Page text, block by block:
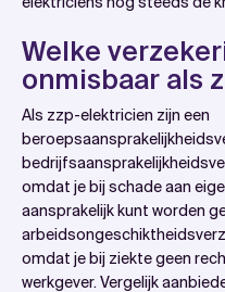
Welke
onmisbaar als
Als zzp-elektricien zijn een
omdat je bij schade aan
aansprakelijk kunt worden
omdat je bij ziekte geen
werkgever. Vergelijk